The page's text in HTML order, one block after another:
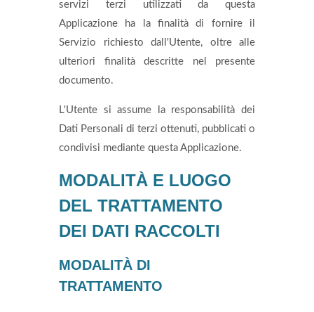
servizi terzi utilizzati da questa
Applicazione ha la finalità di fornire il
Servizio richiesto dall'Utente, oltre alle
ulteriori finalità descritte nel presente
documento.
L'Utente si assume la responsabilità dei
Dati Personali di terzi ottenuti, pubblicati o
condivisi mediante questa Applicazione.
MODALITÀ E LUOGO
DEL TRATTAMENTO
DEI DATI RACCOLTI
MODALITÀ DI
TRATTAMENTO